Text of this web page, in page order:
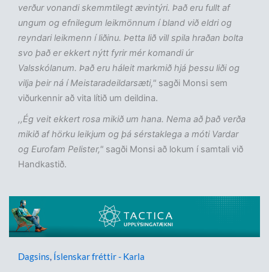
verður vonandi skemmtilegt ævintýri. Það eru fullt af
ungum og efnilegum leikmönnum í bland við eldri og
reyndari leikmenn í liðinu. Þetta lið vill spila hraðan bolta
svo það er ekkert nýtt fyrir mér komandi úr
Valsskólanum. Það eru háleit markmið hjá þessu liði og
vilja þeir ná í Meistaradeildarsæti," sagði Monsi sem
viðurkennir að vita lítið um deildina.
,,Ég veit ekkert rosa mikið um hana. Nema að það verða
mikið af hörku leikjum og þá sérstaklega a móti Vardar
og Eurofam Pelister," sagði Monsi að lokum í samtali við
Handkastið.
Dagsins, Íslenskar fréttir - Karla